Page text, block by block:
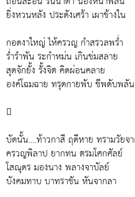
ยิ่งหวนหลัง ประดังเศร้า เผาข้างใน
กอดงาใหญ่ ไห้ครวญ กำสรวลพร่ำ
ร่ำรำพัน ระกำหม่น เกินข่มสลาย
สุดจักยั้ง รั้งจิต คิดผ่อนคลาย
องค์โฉมฉาย ทรุดกายพับ ชีพดับพลัน

บัดนั้น....ท้าวกาสี ฤดีหาย ทรามวัยจ
ครวญพิลาป ยากทน ตรมโศกศัลย์
โสณุดร มองนาง พลางจาบัลย์
บังคมทาบ บาทราชัน หันจากลา